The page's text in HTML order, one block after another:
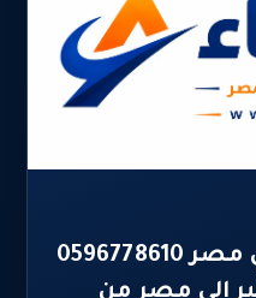
شركة شحن من الخبر الي مصر 0596778610
الى مصر من